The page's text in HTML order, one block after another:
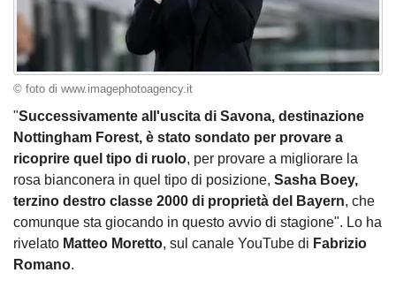
© foto di www.imagephotoagency.it
"Successivamente all'uscita di Savona, destinazione
Nottingham Forest, è stato sondato per provare a
ricoprire quel tipo di ruolo, per provare a migliorare la
rosa bianconera in quel tipo di posizione, Sasha Boey,
terzino destro classe 2000 di proprietà del Bayern, che
comunque sta giocando in questo avvio di stagione". Lo ha
rivelato Matteo Moretto, sul canale YouTube di Fabrizio
Romano.